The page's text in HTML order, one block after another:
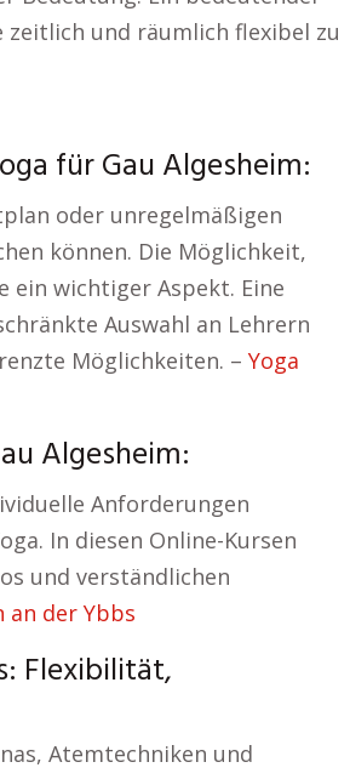
zeitlich und räumlich flexibel zu
für Gau Algesheim:
oder unregelmäßigen
können. Die Möglichkeit,
ein wichtiger Aspekt. Eine
Auswahl an Lehrern
Möglichkeiten. – Yoga
Algesheim:
Anforderungen
In diesen Online-Kursen
und verständlichen
an der Ybbs
Flexibilität,
Atemtechniken und